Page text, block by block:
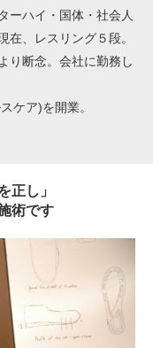
ーハイ・国体・社会人
在、レスリング５段。
り断念。会社に勤務し
ケア)を開業。
正し」
術です